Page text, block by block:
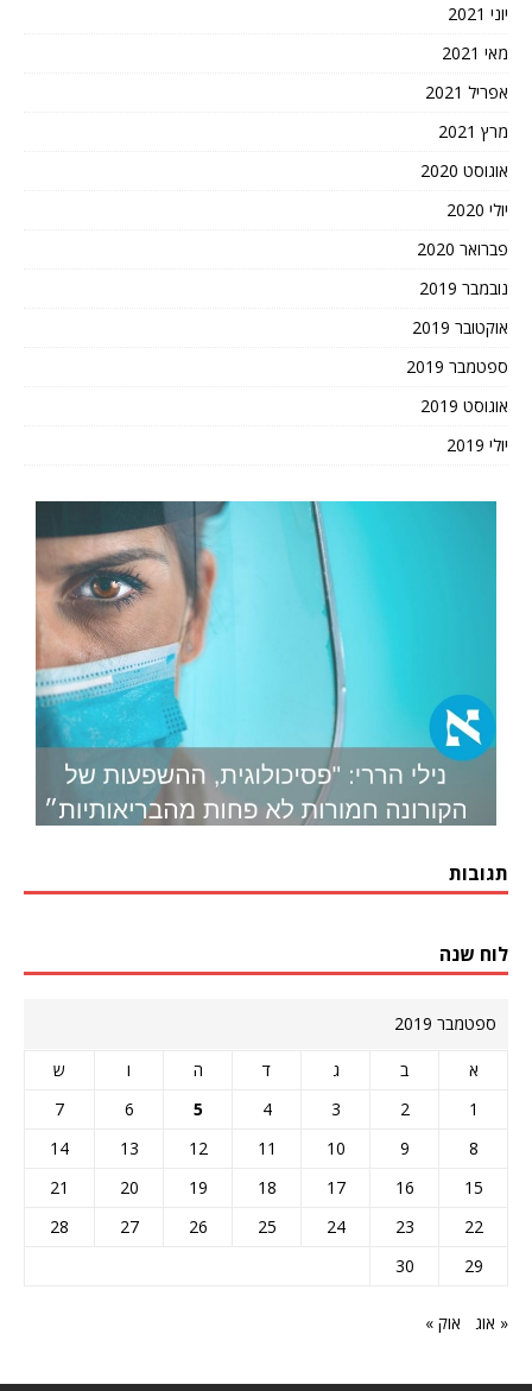
יוני 2021
מאי 2021
אפריל 2021
מרץ 2021
אוגוסט 2020
יולי 2020
פברואר 2020
נובמבר 2019
אוקטובר 2019
ספטמבר 2019
אוגוסט 2019
יולי 2019
תגובות
לוח שנה
ספטמבר 2019
א ב ג ד ה ו
ש
1
2
3
4
5
6
7
8
9
10
11
12
13
14
15
16
17
18
19
20
21
22
23
24
25
26
27
28
29
30
« אוג אוק »